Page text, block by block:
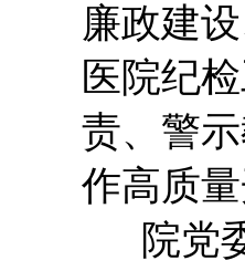
廉政建
医院纪
责、警
作高质
院党